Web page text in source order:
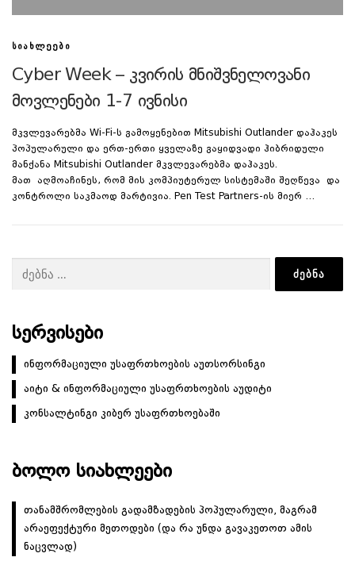
ᲡᲘᲐᲮᲚᲔᲔᲑᲘ
Cyber Week – კვირის მნიშვნელოვანი
მოვლენები 1-7 ივნისი
მკვლევარებმა Wi-Fi-ს გამოყენებით Mitsubishi Outlander დაჰაკეს
პოპულარული და ერთ-ერთი ყველაზე გაყიდვადი ჰიბრიდული
მანქანა Mitsubishi Outlander მკვლევარებმა დაჰაკეს.
მათ აღმოაჩინეს, რომ მის კომპიუტერულ სისტემაში შეღწევა და
კონტროლი საკმაოდ მარტივია. Pen Test Partners-ის მიერ …
ᲡᲔᲠᲕᲘᲡᲔᲑᲘ
ინფორმაციული უსაფრთხოების აუთსორსინგი
აიტი & ინფორმაციული უსაფრთხოების აუდიტი
კონსალტინგი კიბერ უსაფრთხოებაში
ᲑᲝᲚᲝ ᲡᲘᲐᲮᲚᲔᲔᲑᲘ
თანამშრომლების გადამზადების პოპულარული, მაგრამ
არაეფექტური მეთოდები (და რა უნდა გავაკეთოთ ამის
ნაცვლად)